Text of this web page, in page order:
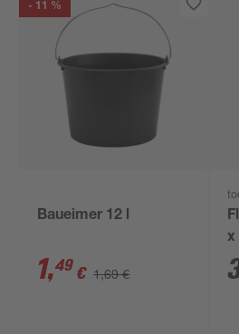
- 11 %
Baueimer 12 l
1,49 € 1,69 €
x